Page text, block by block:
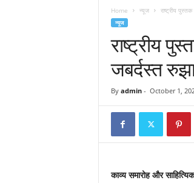
Home न्यूज राष्ट्रीय
न्यूज
राष्ट्रीय
जबर्दस्त
By admin- October 1,
काव्य समारोह और